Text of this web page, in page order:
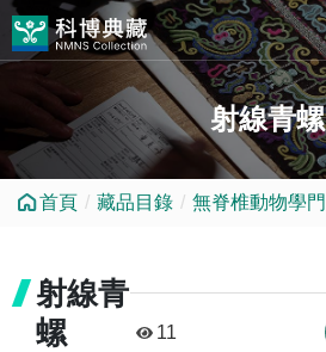
跳到中央內容區塊
射線青螺
首頁 藏品目錄 無脊椎動物學門
射線青
螺
11